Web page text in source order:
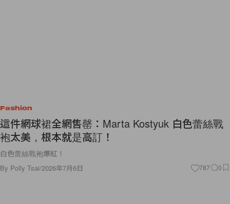
Fashion
這件網球裙全網售罄：Marta Kostyuk 白色蕾絲戰
袍太美，根本就是高訂！
白色蕾絲戰袍爆紅！
By Polly Tsai/2026年7月6日 787 0